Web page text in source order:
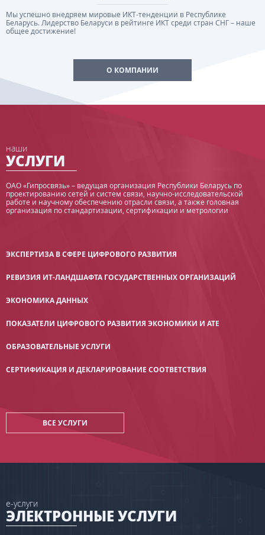
Мы успешно внедряем мировые ИКТ-тенденции в Республике
Беларусь. Лидерство Беларуси в рейтинге ИКТ среди стран СНГ – наше
общее достижение!
О КОМПАНИИ
наши
УСЛУГИ
ОАО «Гипросвязь» – ведущая организация Республики Беларусь по
проектированию сетей и систем связи, научно-исследовательской
работе и научному обеспечению отрасли связи, а также головная
организация по стандартизации, сертификации и метрологии
ЭКСПЕРТИЗА В СФЕРЕ ЦИФРОВОГО РАЗВИТИЯ
РЕВИЗИЯ ИТ-ЛАНДШАФТА ГОСУДАРСТВЕННЫХ ОРГАНИЗАЦИЙ
ЭКОНОМИКА ДАННЫХ
ПОКАЗАТЕЛИ ЦИФРОВОГО РАЗВИТИЯ ЭКОНОМИКИ И АТЕ
ОБРАЗОВАТЕЛЬНЫЕ УСЛУГИ
СЕРТИФИКАЦИЯ И ДЕКЛАРИРОВАНИЕ СООТВЕТСТВИЯ
ВСЕ УСЛУГИ
e-услуги
ЭЛЕКТРОННЫЕ УСЛУГИ